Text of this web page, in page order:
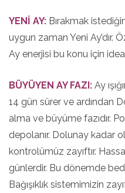
YENİ AY: Bırakmak
uygun zaman Yeni Ay’dır.
Ay enerjisi bu konu için
BÜYÜYEN AY FAZI: Ay
14 gün sürer ve ardından
alma ve büyüme fazıdır.
depolanır. Dolunay kadar
kontrolümüz zayıftır.
günlerdir. Bu dönemde
Bağışıklık sistemimizin